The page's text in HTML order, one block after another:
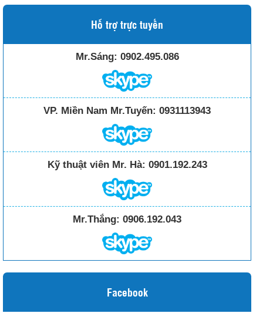
Hỗ trợ trực tuyến
Mr.Sáng: 0902.495.086
VP. Miền Nam Mr.Tuyến: 0931113943
Kỹ thuật viên Mr. Hà: 0901.192.243
Mr.Thắng: 0906.192.043
Facebook